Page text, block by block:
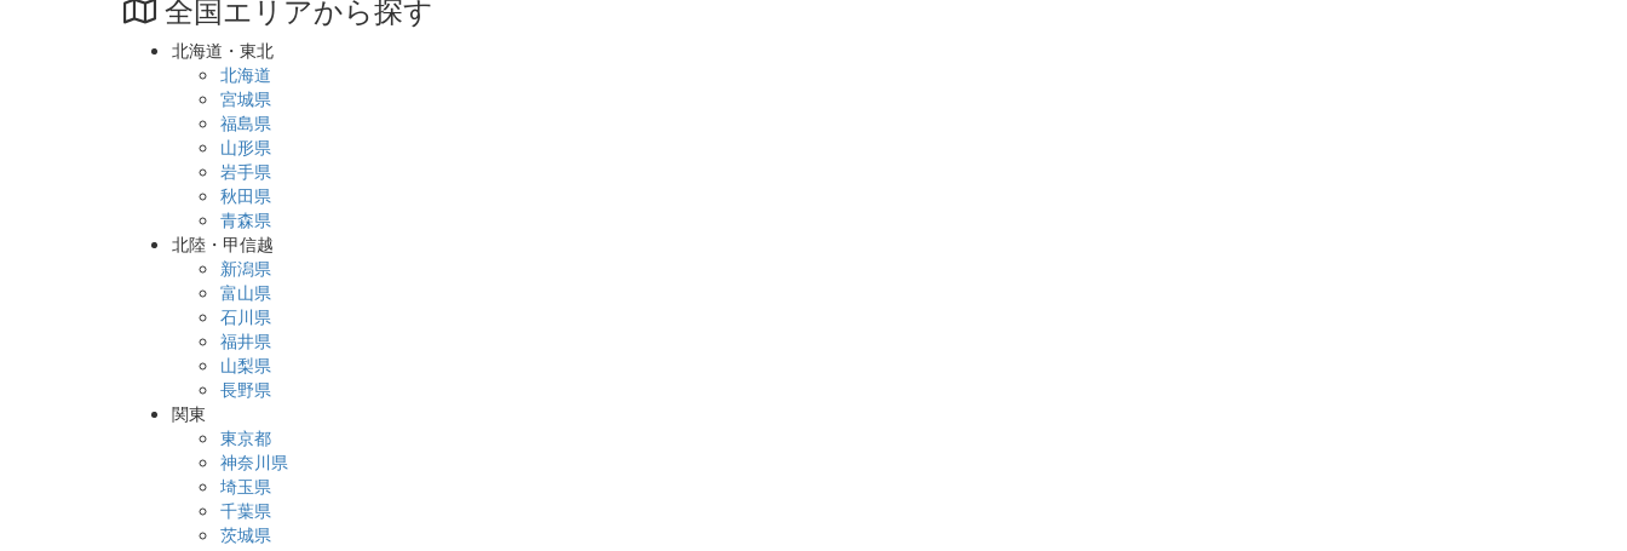
全国エリアから探す
北海道・東北
北海道
宮城県
福島県
山形県
岩手県
秋田県
青森県
北陸・甲信越
新潟県
富山県
石川県
福井県
山梨県
長野県
関東
東京都
神奈川県
埼玉県
千葉県
茨城県